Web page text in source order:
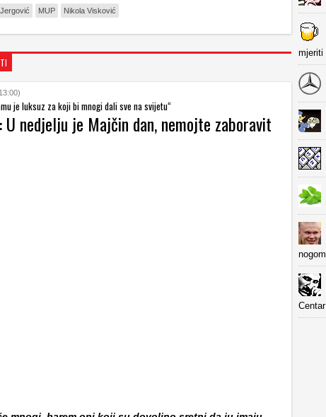
MUP Nikola Visković
je luksuz za koji bi mnogi dali sve na svijetu“
U nedjelju je Majčin dan, nemojte zaboravit
mjeriti
Centar